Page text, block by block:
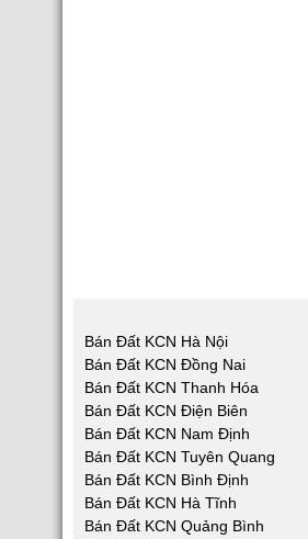
Bán Đất KCN Hà Nội
Bán Đất KCN Đồng Nai
Bán Đất KCN Thanh Hóa
Bán Đất KCN Điện Biên
Bán Đất KCN Nam Định
Bán Đất KCN Tuyên Quang
Bán Đất KCN Bình Định
Bán Đất KCN Hà Tĩnh
Bán Đất KCN Quảng Bình